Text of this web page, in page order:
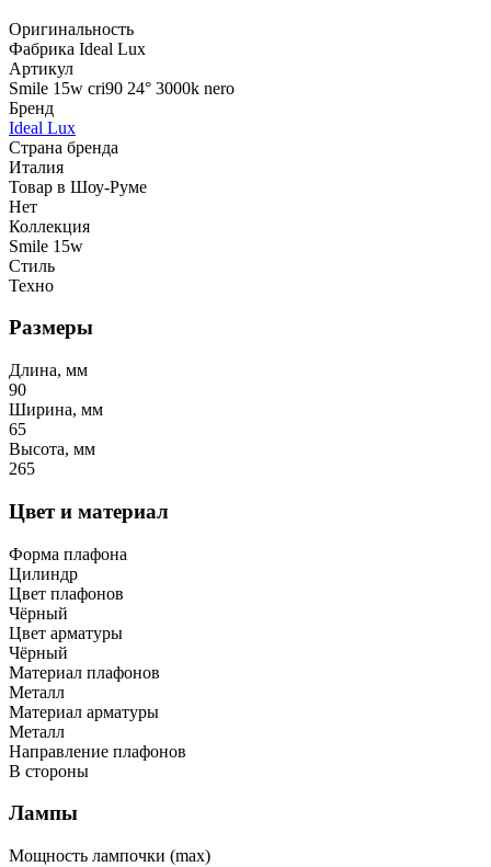
Оригинальность
Фабрика Ideal Lux
Артикул
Smile 15w cri90 24° 3000k nero
Бренд
Ideal Lux
Страна бренда
Италия
Товар в Шоу-Руме
Нет
Коллекция
Smile 15w
Стиль
Техно
Размеры
Длина, мм
90
Ширина, мм
65
Высота, мм
265
Цвет и материал
Форма плафона
Цилиндр
Цвет плафонов
Чёрный
Цвет арматуры
Чёрный
Материал плафонов
Металл
Материал арматуры
Металл
Направление плафонов
В стороны
Лампы
Мощность лампочки (max)